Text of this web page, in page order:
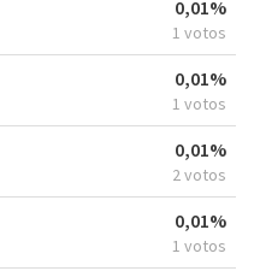
0,01%
1 votos
0,01%
1 votos
0,01%
2 votos
0,01%
1 votos